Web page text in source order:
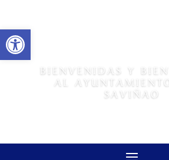
Abrir barra de herramientas
BIENVENIDAS Y
AL
SAVIÑAO